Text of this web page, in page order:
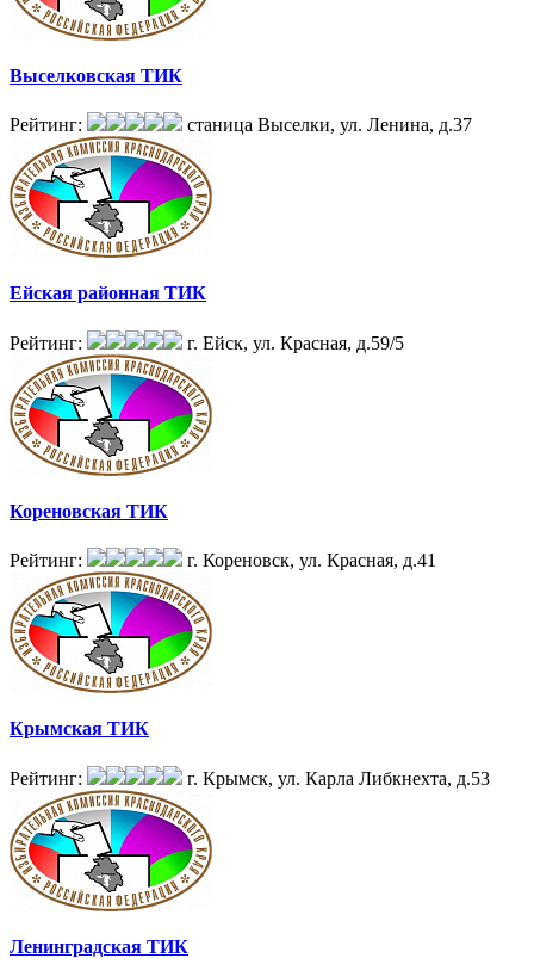
Выселковская ТИК
Рейтинг: станица Выселки, ул. Ленина, д.37
Ейская районная ТИК
Рейтинг: г. Ейск, ул. Красная, д.59/5
Кореновская ТИК
Рейтинг: г. Кореновск, ул. Красная, д.41
Крымская ТИК
Рейтинг: г. Крымск, ул. Карла Либкнехта, д.53
Ленинградская ТИК